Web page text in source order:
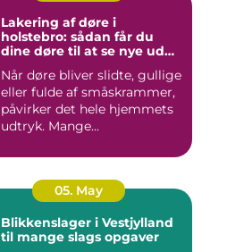
Lakering af døre i
holstebro: sådan får du
dine døre til at se nye ud
Når døre bliver slidte, gullige
eller fulde af småskrammer,
påvirker det hele hjemmets
udtryk. Mange...
05. May
Blikkenslager i Vestjylland
til mange slags opgaver